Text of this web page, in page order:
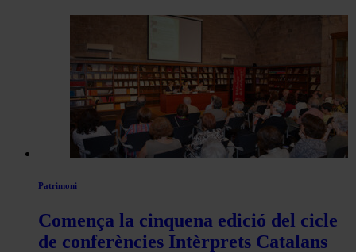
Patrimoni
Comença la cinquena edició del cicle
de conferències Intèrprets Catalans